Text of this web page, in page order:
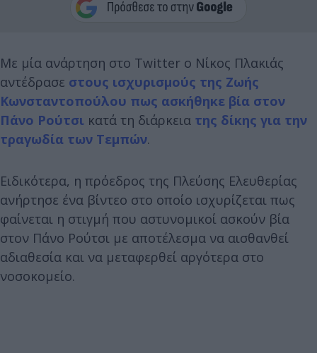
Με μία ανάρτηση στο Twitter ο Νίκος Πλακιάς
αντέδρασε στους ισχυρισμούς της Ζωής
Κωνσταντοπούλου πως ασκήθηκε βία στον
Πάνο Ρούτσι κατά τη διάρκεια της δίκης για την
τραγωδία των Τεμπών.
Ειδικότερα, η πρόεδρος της Πλεύσης Ελευθερίας
ανήρτησε ένα βίντεο στο οποίο ισχυρίζεται πως
φαίνεται η στιγμή που αστυνομικοί ασκούν βία
στον Πάνο Ρούτσι με αποτέλεσμα να αισθανθεί
αδιαθεσία και να μεταφερθεί αργότερα στο
νοσοκομείο.